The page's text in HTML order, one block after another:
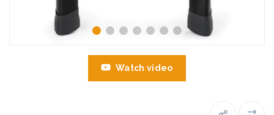
Watch video